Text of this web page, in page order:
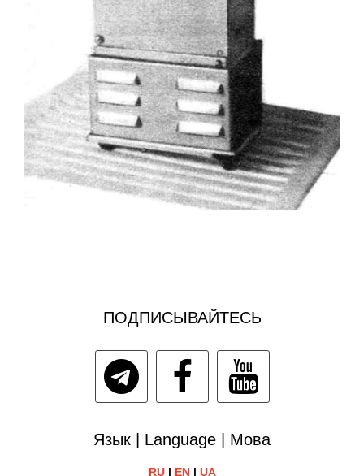
ПОДПИСЫВАЙТЕСЬ
Язык | Language | Мова
RU| EN| UA